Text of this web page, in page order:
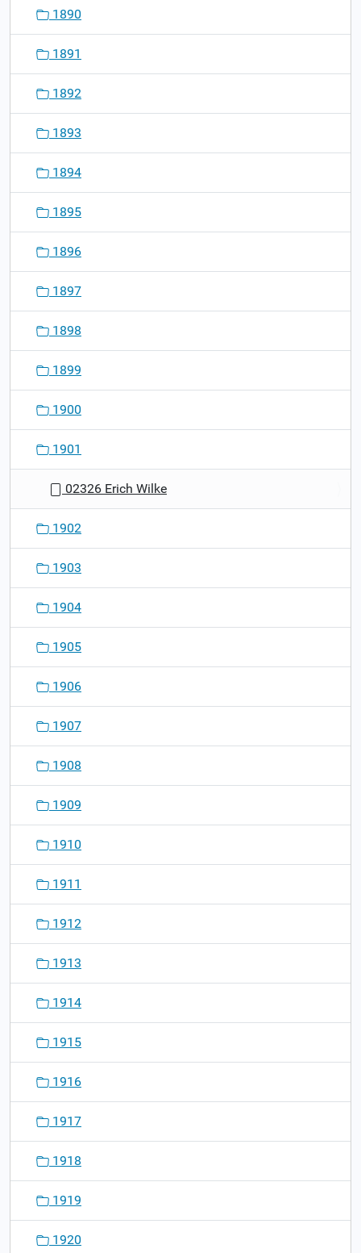
1890
1891
1892
1893
1894
1895
1896
1897
1898
1899
1900
1901
02326 Erich Wilke
1902
1903
1904
1905
1906
1907
1908
1909
1910
1911
1912
1913
1914
1915
1916
1917
1918
1919
1920